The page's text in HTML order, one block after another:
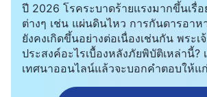
ปี 2026 โรคระบาดร้ายแรงมากขึ้นเรื่
ต่างๆ เช่น แผ่นดินไหว การกันดารอาห
ยังคงเกิดขึ้นอย่างต่อเนื่องเช่นกัน พระเ
ประสงค์อะไรเบื้องหลังภัยพิบัติเหล่านี้?
เทศนาออนไลน์แล้วจะบอกคำตอบให้